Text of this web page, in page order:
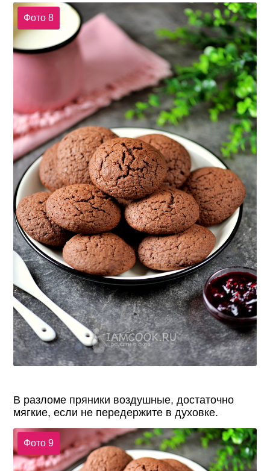
Фото 8
В разломе пряники воздушные, достаточно
мягкие, если не передержите в духовке.
Фото 9